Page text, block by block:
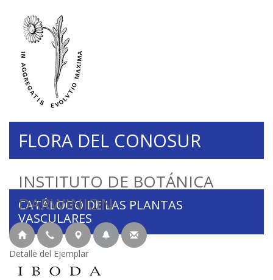
INSTITUTO DE BOTÁNICA
DARWINION
FLORA DEL CONOSUR
CATÁLOGO DE LAS PLANTAS
VASCULARES
Detalle del Ejemplar